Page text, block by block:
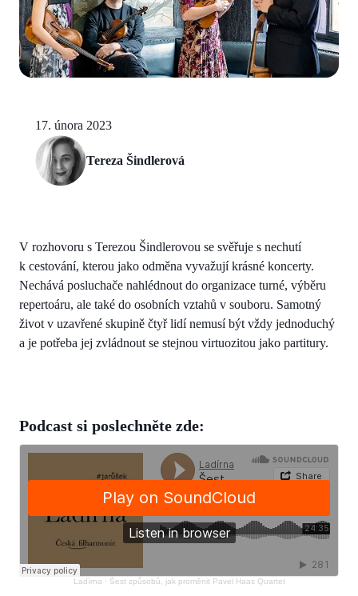
17. února 2023
Tereza Šindlerová
V rozhovoru s Terezou Šindlerovou se svěřuje s nechutí
k cestování, kterou jako odměna vyvažují krásné koncerty.
Nechává posluchače nahlédnout do organizace turné, výběru
repertoáru, ale také do osobních vztahů v souboru. Samotný
život v uzavřené skupině čtyř lidí nemusí být vždy jednoduchý
a je potřeba jej zvládnout se stejnou virtuozitou jako partitury.
Podcast si poslechněte zde:
Ladírna · Šest způsobů, jak proměnit Pavel Haas Quartet